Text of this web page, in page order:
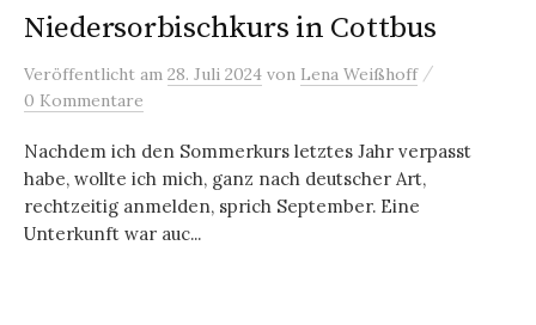
Niedersorbischkurs in Cottbus
Veröffentlicht am 28. Juli 2024 von Lena Weißhoff /
0 Kommentare
Nachdem ich den Sommerkurs letztes Jahr verpasst
habe, wollte ich mich, ganz nach deutscher Art,
rechtzeitig anmelden, sprich September. Eine
Unterkunft war auc...